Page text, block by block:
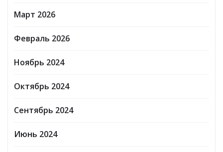
Март 2026
Февраль 2026
Ноябрь 2024
Октябрь 2024
Сентябрь 2024
Июнь 2024